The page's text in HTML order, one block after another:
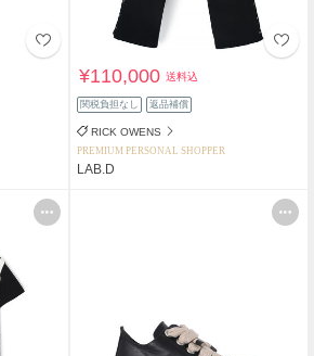
¥110,000送料込
関税負担なし 返品補償
RICK OWENS
PREMIUM PERSONAL SHOPPER
LAB.D